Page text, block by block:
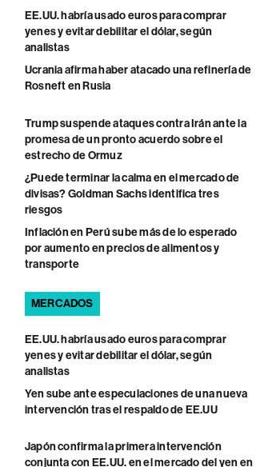
EE.UU. habría usado euros para comprar
yenes y evitar debilitar el dólar, según
analistas
Ucrania afirma haber atacado una refinería de
Rosneft en Rusia
Trump suspende ataques contra Irán ante la
promesa de un pronto acuerdo sobre el
estrecho de Ormuz
¿Puede terminar la calma en el mercado de
divisas? Goldman Sachs identifica tres
riesgos
Inflación en Perú sube más de lo esperado
por aumento en precios de alimentos y
transporte
MERCADOS
EE.UU. habría usado euros para comprar
yenes y evitar debilitar el dólar, según
analistas
Yen sube ante especulaciones de una nueva
intervención tras el respaldo de EE.UU
Japón confirma la primera intervención
conjunta con EE.UU. en el mercado del yen en